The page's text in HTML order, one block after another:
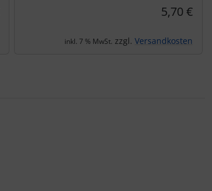
5,70 €
inkl. 7 % MwSt. zzgl. Versandkosten